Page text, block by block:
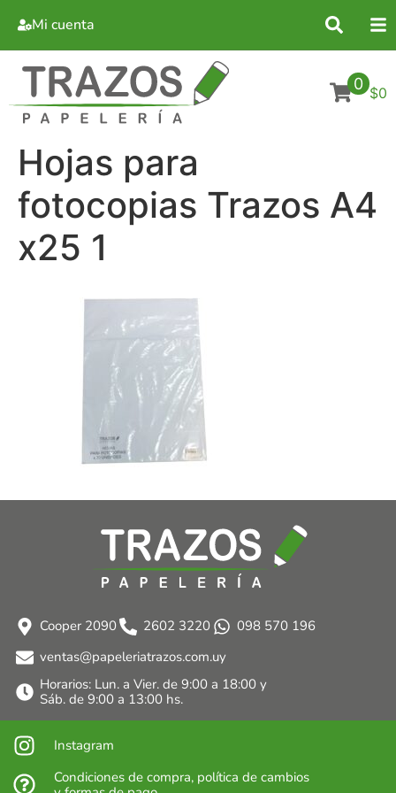
Mi cuenta
0 $0
Hojas para
fotocopias Trazos A4
x25 1
Cooper 2090 2602 3220
098 570 196
ventas@papeleriatrazos.com.uy
Horarios: Lun. a Vier. de 9:00 a 18:00 y
Sáb. de 9:00 a 13:00 hs.
Instagram
Condiciones de compra, política de cambios